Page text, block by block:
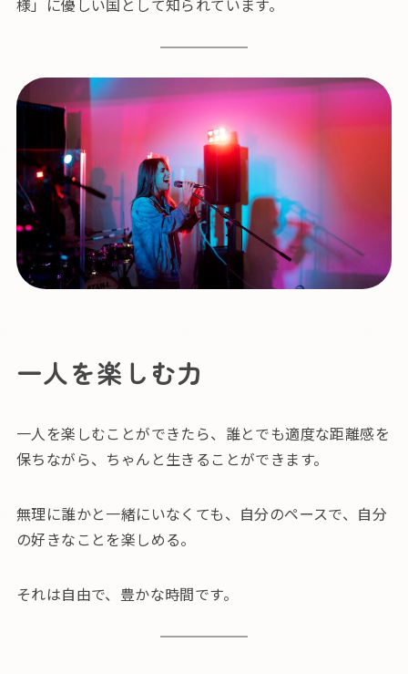
様」に優しい国として知られています。
一人を楽しむ力
一人を楽しむことができたら、誰とでも適度な距離感を
保ちながら、ちゃんと生きることができます。
無理に誰かと一緒にいなくても、自分のペースで、自分
の好きなことを楽しめる。
それは自由で、豊かな時間です。